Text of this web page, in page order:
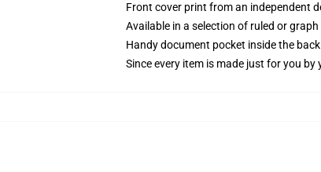
Front cover print from an independent
Available in a selection of ruled or graph
Handy document pocket inside the
Since every item is made just for you